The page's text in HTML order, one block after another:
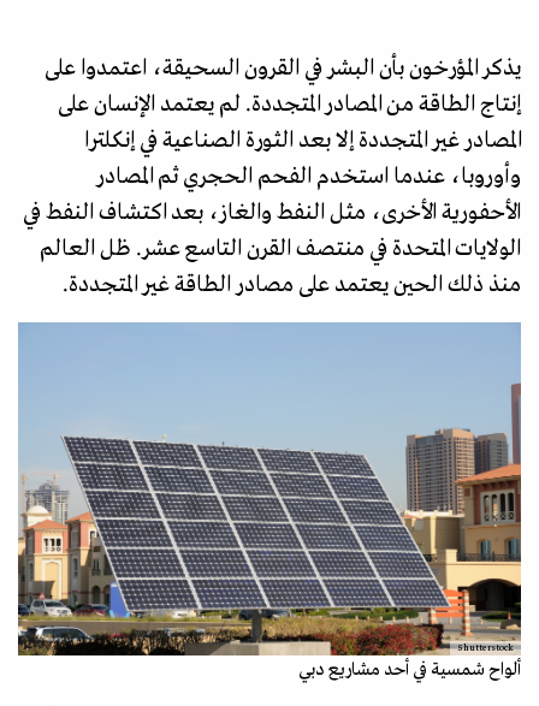
يذكر المؤرخون بأن البشر في القرون السحيقة، اعتمدوا على
إنتاج الطاقة من المصادر المتجددة. لم يعتمد الإنسان على
المصادر غير المتجددة إلا بعد الثورة الصناعية في إنكلترا
وأوروبا، عندما استخدم الفحم الحجري ثم المصادر
الأحفورية الأخرى، مثل النفط والغاز، بعد اكتشاف النفط في
الولايات المتحدة في منتصف القرن التاسع عشر. ظل العالم
منذ ذلك الحين يعتمد على مصادر الطاقة غير المتجددة.
Shutterstock
ألواح شمسية في أحد مشاريع دبي